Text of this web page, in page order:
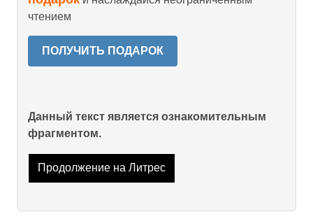
чтением
ПОЛУЧИТЬ ПОДАРОК
Данный текст является ознакомительным
фрагментом.
Продолжение на Литрес